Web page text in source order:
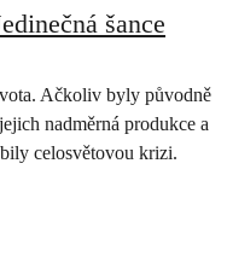
šance
Ačkoliv byly původně
nadměrná produkce a
celosvětovou krizi.